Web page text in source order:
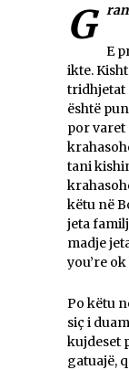
E
ikte.
tridhjetat
është
por varet
tani
këtu në
jeta
madje
you’re
Po këtu
siç i
kujdeset
gatuajë,